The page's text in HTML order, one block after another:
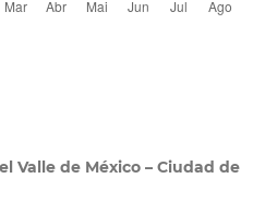
Valle de México – Ciudad de